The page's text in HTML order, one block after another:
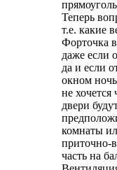
Теперь
т.е. какие
Форточка
даже если
да и если
окном
не
двери
комнаты
приточно-
часть на